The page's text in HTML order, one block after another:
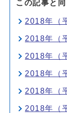
この記事と
2018年（
2018年（
2018年（
2018年（
2018年（
2018年（